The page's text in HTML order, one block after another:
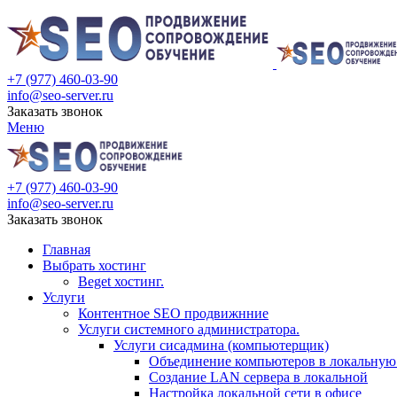
+7 (977) 460-03-90
info@seo-server.ru
Заказать звонок
Меню
+7 (977) 460-03-90
info@seo-server.ru
Заказать звонок
Главная
Выбрать хостинг
Beget хостинг.
Услуги
Контентное SEO продвижнние
Услуги системного администратора.
Услуги сисадмина (компьютерщик)
Объединение компьютеров в локальную
Создание LAN сервера в локальной
Настройка локальной сети в офисе